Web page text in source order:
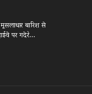
बारिश से
पर गदेरे...